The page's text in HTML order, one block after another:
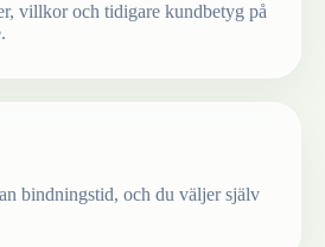
villkor och tidigare kundbetyg på
bindningstid, och du väljer själv